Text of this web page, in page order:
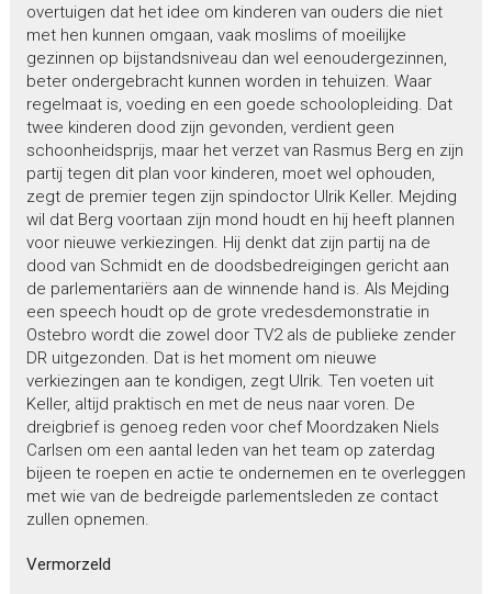
overtuigen dat het idee om kinderen van ouders die niet
met hen kunnen omgaan, vaak moslims of moeilijke
gezinnen op bijstandsniveau dan wel eenoudergezinnen,
beter ondergebracht kunnen worden in tehuizen. Waar
regelmaat is, voeding en een goede schoolopleiding. Dat
twee kinderen dood zijn gevonden, verdient geen
schoonheidsprijs, maar het verzet van Rasmus Berg en zijn
partij tegen dit plan voor kinderen, moet wel ophouden,
zegt de premier tegen zijn spindoctor Ulrik Keller. Mejding
wil dat Berg voortaan zijn mond houdt en hij heeft plannen
voor nieuwe verkiezingen. Hij denkt dat zijn partij na de
dood van Schmidt en de doodsbedreigingen gericht aan
de parlementariërs aan de winnende hand is. Als Mejding
een speech houdt op de grote vredesdemonstratie in
Ostebro wordt die zowel door TV2 als de publieke zender
DR uitgezonden. Dat is het moment om nieuwe
verkiezingen aan te kondigen, zegt Ulrik. Ten voeten uit
Keller, altijd praktisch en met de neus naar voren. De
dreigbrief is genoeg reden voor chef Moordzaken Niels
Carlsen om een aantal leden van het team op zaterdag
bijeen te roepen en actie te ondernemen en te overleggen
met wie van de bedreigde parlementsleden ze contact
zullen opnemen.
Vermorzeld